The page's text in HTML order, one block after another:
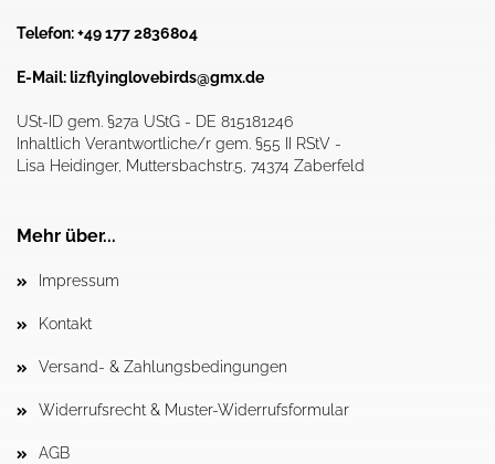
Telefon: +49 177 2836804
E-Mail: lizflyinglovebirds@gmx.de
USt-ID gem. §27a UStG - DE 815181246
Inhaltlich Verantwortliche/r gem. §55 II RStV -
Lisa Heidinger, Muttersbachstr.5, 74374 Zaberfeld
Mehr über...
Impressum
Kontakt
Versand- & Zahlungsbedingungen
Widerrufsrecht & Muster-Widerrufsformular
AGB